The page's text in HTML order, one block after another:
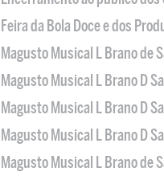
Feira da Bola Doce e dos
Magusto Musical L Brano de
Magusto Musical L Brano D
Magusto Musical L Brano D
Magusto Musical L Brano D
Magusto Musical L Brano de